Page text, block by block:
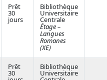
Prêt
30
jours
Bibliothèque
Universitaire
Centrale
Étage –
Langues
Romanes
(XE)
Prêt
30
Bibliothèque
Universitaire